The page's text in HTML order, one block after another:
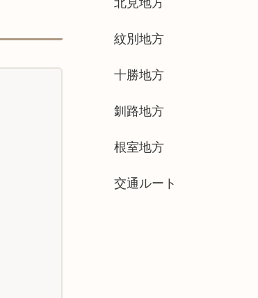
紋別地方
十勝地方
釧路地方
根室地方
交通ルート